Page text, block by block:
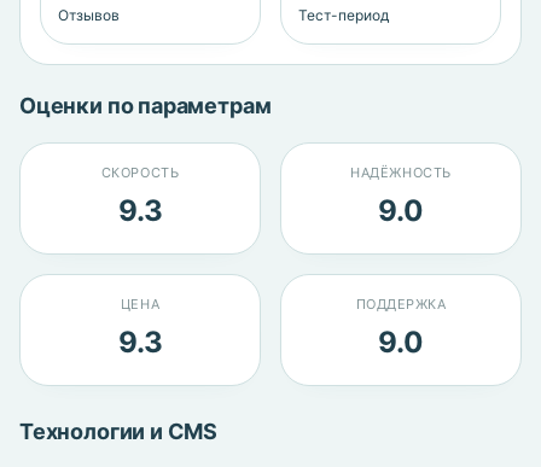
Отзывов Тест-период
Оценки по параметрам
СКОРОСТЬ
9.3
НАДЁЖНОСТЬ
9.0
ЦЕНА
9.3
ПОДДЕРЖКА
9.0
Технологии и CMS